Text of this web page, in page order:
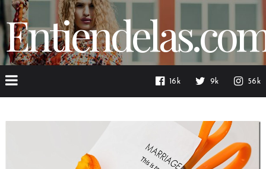
16k 9k 56k